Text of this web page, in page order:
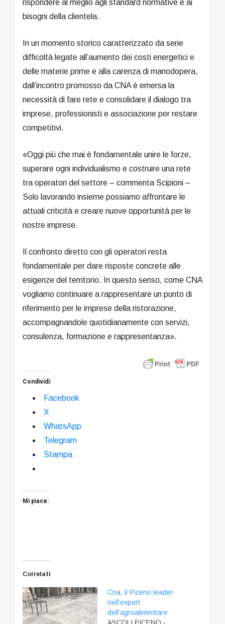
rispondere al meglio agli standard normative e ai
bisogni della clientela.
In un momento storico caratterizzato da serie
difficoltà legate all’aumento dei costi energetici e
delle materie prime e alla carenza di manodopera,
dall’incontro promosso da CNA è emersa la
necessità di fare rete e consolidare il dialogo tra
imprese, professionisti e associazione per restare
competitivi.
«Oggi più che mai è fondamentale unire le forze,
superare ogni individualismo e costruire una rete
tra operatori del settore – commenta Scipioni –
Solo lavorando insieme possiamo affrontare le
attuali criticità e creare nuove opportunità per le
nostre imprese.
Il confronto diretto con gli operatori resta
fondamentale per dare risposte concrete alle
esigenze del territorio. In questo senso, come CNA
vogliamo continuare a rappresentare un punto di
riferimento per le imprese della ristorazione,
accompagnandole quotidianamente con servizi,
consulenza, formazione e rappresentanza».
Condividi:
Facebook
X
WhatsApp
Telegram
Stampa
Mi piace:
Correlati
Cna, il Piceno leader
nell’export
dell’agroalimentare